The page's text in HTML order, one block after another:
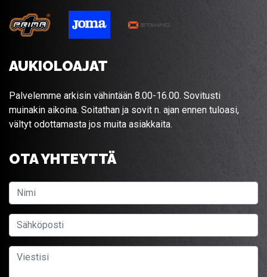
AUKIOLOAJAT
Palvelemme arkisin vähintään 8.00-16.00. Sovitusti
muinakin aikoina. Soitathan ja sovit n. ajan ennen tuloasi,
vältyt odottamasta jos muita asiakkaita.
OTA YHTEYTTÄ